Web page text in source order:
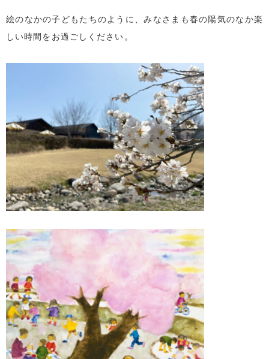
絵のなかの子どもたちのように、みなさまも春の陽気のなか楽
しい時間をお過ごしください。